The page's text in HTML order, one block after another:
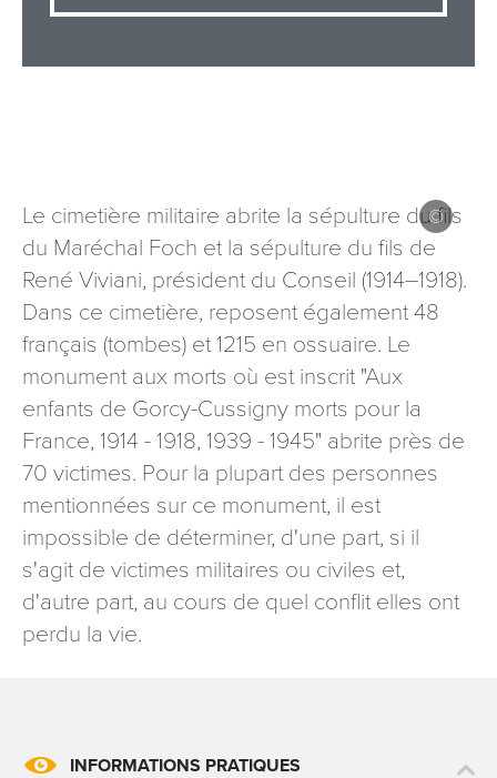
Le cimetière militaire abrite la sépulture du fils
du Maréchal Foch et la sépulture du fils de
René Viviani, président du Conseil (1914–1918).
Dans ce cimetière, reposent également 48
français (tombes) et 1215 en ossuaire. Le
monument aux morts où est inscrit "Aux
enfants de Gorcy-Cussigny morts pour la
France, 1914 - 1918, 1939 - 1945" abrite près de
70 victimes. Pour la plupart des personnes
mentionnées sur ce monument, il est
impossible de déterminer, d'une part, si il
s'agit de victimes militaires ou civiles et,
d'autre part, au cours de quel conflit elles ont
perdu la vie.
INFORMATIONS PRATIQUES
Les informations recueillies à partir de ce formulaire sont
nécessaires au traitement de votre demande (sauf
mention contraire). Vous disposez d’un droit d’accès, de
rectification et d’opposition aux données vous concernant,
que vous pouvez exercer en adressant une demande par
courriel à tourisme@departement54.fr ou par courrier
signé accompagné de la copie d’un titre d’identité à
l’adresse suivante : Meurthe & Moselle Tourisme - 48
esplanade Jacques-Baudot CO 90019 54035 NANCY
cedex
reCAPTCHA